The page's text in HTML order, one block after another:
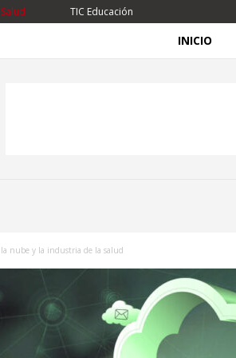
TIC Educación
INICIO
nube y la industria de la salud